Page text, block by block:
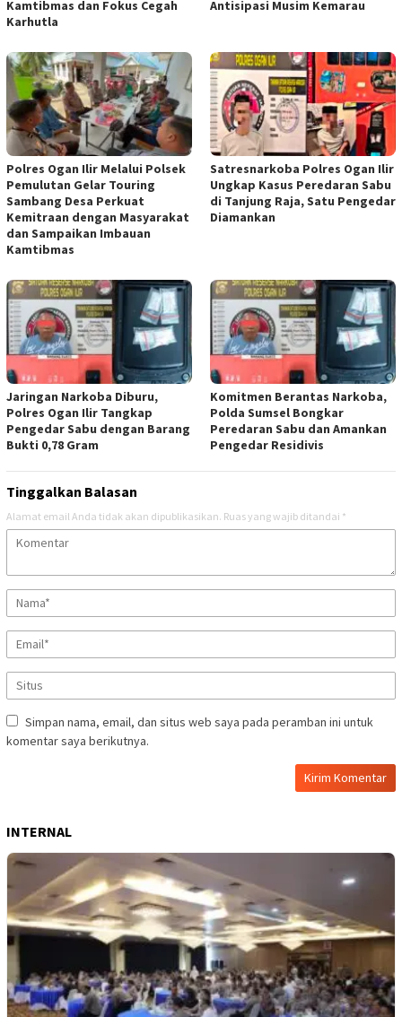
Kamtibmas dan Fokus Cegah
Karhutla
Antisipasi Musim Kemarau
Polres Ogan Ilir Melalui Polsek
Pemulutan Gelar Touring
Sambang Desa Perkuat
Kemitraan dengan Masyarakat
dan Sampaikan Imbauan
Kamtibmas
Satresnarkoba Polres Ogan Ilir
Ungkap Kasus Peredaran Sabu
di Tanjung Raja, Satu Pengedar
Diamankan
Jaringan Narkoba Diburu,
Polres Ogan Ilir Tangkap
Pengedar Sabu dengan Barang
Bukti 0,78 Gram
Komitmen Berantas Narkoba,
Polda Sumsel Bongkar
Peredaran Sabu dan Amankan
Pengedar Residivis
Tinggalkan Balasan
Alamat email Anda tidak akan dipublikasikan. Ruas yang wajib ditandai *
Simpan nama, email, dan situs web saya pada peramban ini untuk
komentar saya berikutnya.
INTERNAL